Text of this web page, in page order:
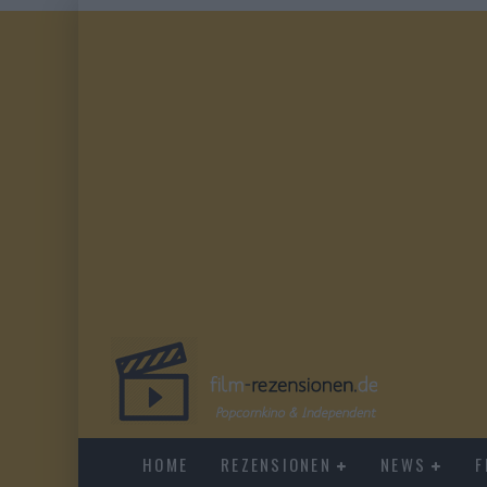
HOME REZENSIONEN NEWS